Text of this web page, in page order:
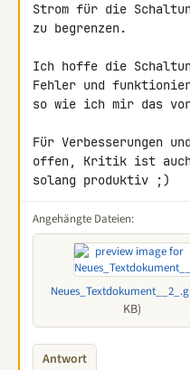
Strom für die
zu begrenzen.
Ich hoffe die
Fehler und
so wie ich mir das
Für Verbesserungen
offen, Kritik ist
solang produktiv ;)
Angehängte Dateien:
KB)
Antwort